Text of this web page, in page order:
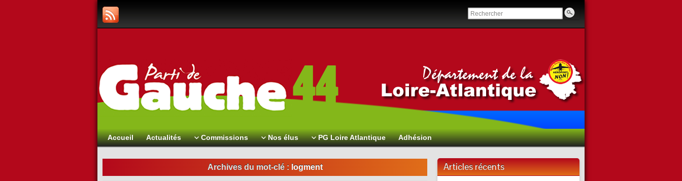
Accueil Actualités Commissions Nos élus PG Loire Atlantique Adhésion
Archives du mot-clé : logment Articles récents